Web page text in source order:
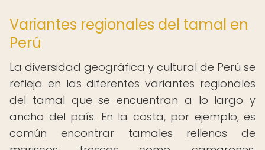
Variantes regionales del tamal en
Perú
La diversidad geográfica y cultural de Perú se
refleja en las diferentes variantes regionales
del tamal que se encuentran a lo largo y
ancho del país. En la costa, por ejemplo, es
común encontrar tamales rellenos de